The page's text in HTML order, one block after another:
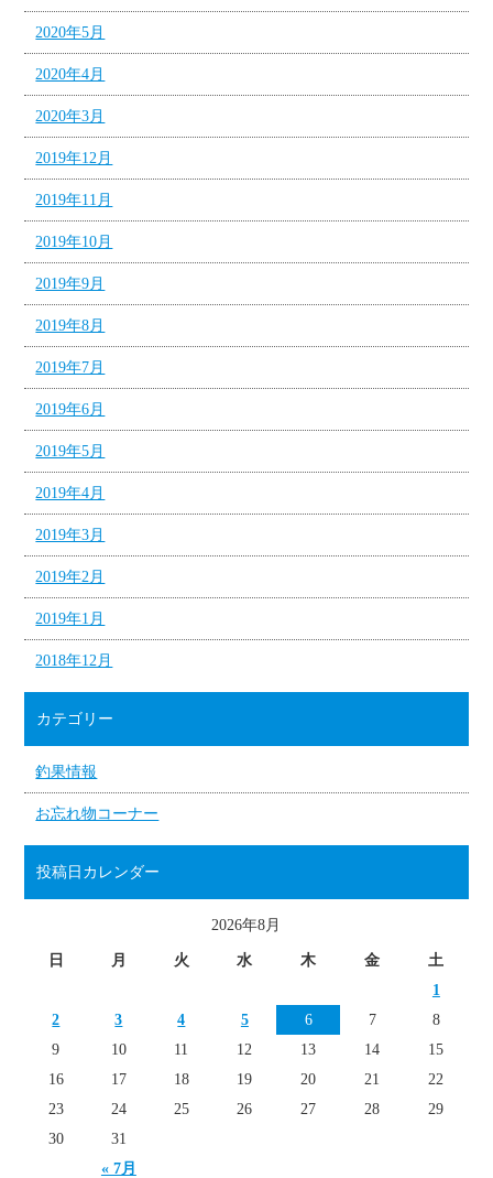
2020年5月
2020年4月
2020年3月
2019年12月
2019年11月
2019年10月
2019年9月
2019年8月
2019年7月
2019年6月
2019年5月
2019年4月
2019年3月
2019年2月
2019年1月
2018年12月
カテゴリー
釣果情報
お忘れ物コーナー
投稿日カレンダー
2026年8月
日 月 火 水 木 金 土
« 7月
1
2
3 4 5 6 7
8
9
10 11 12 13 14
15
16
17 18 19 20 21
22
23
24 25 26 27 28
29
30
31